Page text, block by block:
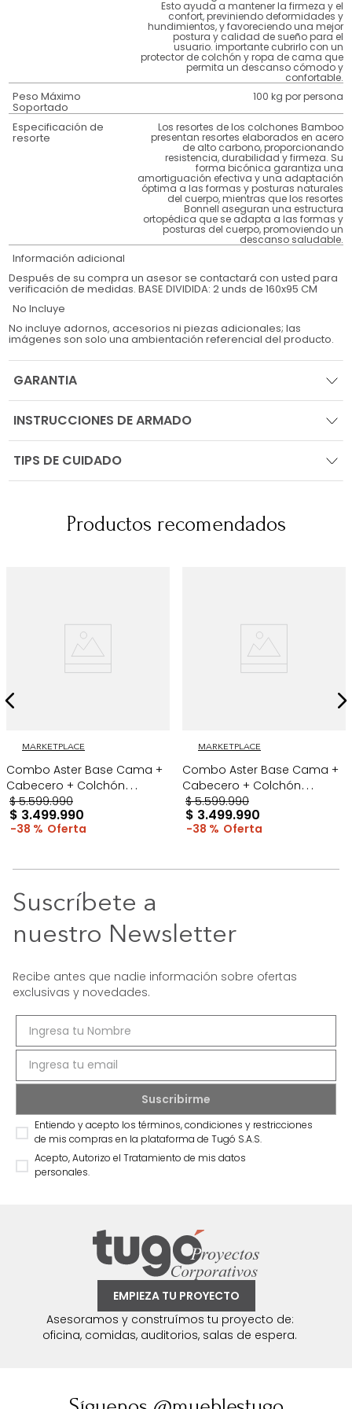
Esto ayuda a mantener la firmeza y el
confort, previniendo deformidades y
hundimientos, y favoreciendo una mejor
postura y calidad de sueño para el
usuario. importante cubrirlo con un
protector de colchón y ropa de cama que
permita un descanso cómodo y
confortable.
Peso Máximo
Soportado
100 kg por persona
Especificación de
resorte
Los resortes de los colchones Bamboo
presentan resortes elaborados en acero
de alto carbono, proporcionando
resistencia, durabilidad y firmeza. Su
forma bicónica garantiza una
amortiguación efectiva y una adaptación
óptima a las formas y posturas naturales
del cuerpo, mientras que los resortes
Bonnell aseguran una estructura
ortopédica que se adapta a las formas y
posturas del cuerpo, promoviendo un
descanso saludable.
Información adicional
Después de su compra un asesor se contactará con usted para
verificación de medidas. BASE DIVIDIDA: 2 unds de 160x95 CM
No Incluye
No incluye adornos, accesorios ni piezas adicionales; las
imágenes son solo una ambientación referencial del producto.
GARANTIA
INSTRUCCIONES DE ARMADO
TIPS DE CUIDADO
Productos recomendados
MARKETPLACE
Combo Aster Base Cama +
Cabecero + Colchón
ExtraDoble Gris/Madera
$ 5.599.990
$ 3.499.990
38 %
MARKETPLACE
Combo Aster Base Cama +
Cabecero + Colchón
ExtraDoble Taupe/Cromo
$ 5.599.990
$ 3.499.990
38 %
Suscríbete a
nuestro Newsletter
Recibe antes que nadie información sobre ofertas
exclusivas y novedades.
Entiendo y acepto los términos, condiciones y restricciones
de mis compras en la plataforma de Tugó S.A.S.
Acepto, Autorizo el Tratamiento de mis datos
personales.
EMPIEZA TU PROYECTO
Asesoramos y construímos tu proyecto de:
oficina, comidas, auditorios, salas de espera.